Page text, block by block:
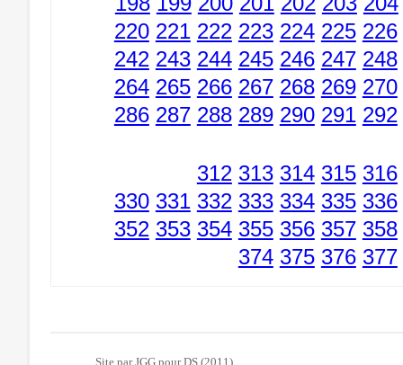
220 221 222 223 224 225 226
242 243 244 245 246 247 248
264 265 266 267 268 269 270
286 287 288 289 290 291 292
312 313 314 315 316
330 331 332 333 334 335 336
352 353 354 355 356 357 358
374 375 376 377
Site par JGG pour DS (2011)